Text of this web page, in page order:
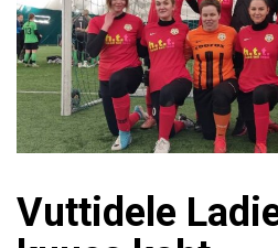
Vuttidele